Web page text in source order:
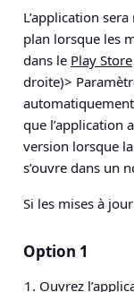
L’application
plan lorsque les
dans le Play Store
droite)>
que l’application
version lorsque la
s’ouvre dans un
Si les mises à
Option 1
Ouvrez